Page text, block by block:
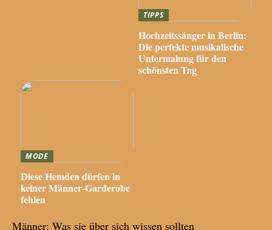
TIPPS
Hochzeitssänger in Berlin:
Die perfekte musikalische
Untermalung für den
schönsten Tag
MODE
Diese Hemden dürfen in
keiner Männer-Garderobe
fehlen
Männer: Was sie über sich wissen sollten